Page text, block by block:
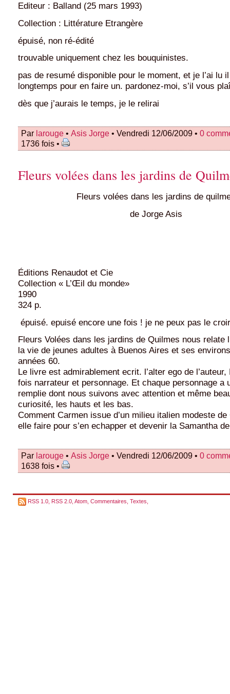
Editeur : Balland (25 mars 1993)
Collection : Littérature Etrangère
épuisé, non ré-édité
trouvable uniquement chez les bouquinistes.
pas de resumé disponible pour le moment, et je l’ai lu
longtemps pour en faire un. pardonez-moi, s’il vous
dès que j’aurais le temps, je le relirai
Par larouge • Asis Jorge • Vendredi 12/06/2009 • 0
1736 fois •
Fleurs volées dans les jardins de
Fleurs volées dans les jardins de
de Jorge Asis
Éditions Renaudot et Cie
Collection « L’Œil du monde»
1990
324 p.
épuisé. epuisé encore une fois ! je ne peux pas le
Fleurs Volées dans les jardins de Quilmes nous relate
la vie de jeunes adultes à Buenos Aires et ses
années 60.
Le livre est admirablement ecrit. l’alter ego de
fois narrateur et personnage. Et chaque personnage a
remplie dont nous suivons avec attention et même
curiosité, les hauts et les bas.
Comment Carmen issue d’un milieu italien modeste
elle faire pour s’en echapper et devenir la Samantha
Par larouge • Asis Jorge • Vendredi 12/06/2009 • 0
1638 fois •
RSS 1.0 RSS 2.0 Atom Commentaires Textes